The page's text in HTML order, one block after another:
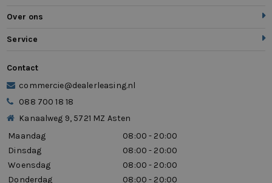
Over ons
Service
Contact
commercie@dealerleasing.nl
088 700 18 18
Kanaalweg 9, 5721 MZ Asten
Maandag
08:00 - 20:00
Dinsdag
08:00 - 20:00
Woensdag
08:00 - 20:00
Donderdag
08:00 - 20:00